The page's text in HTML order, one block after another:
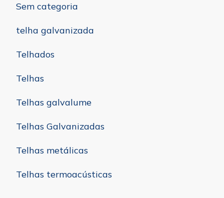
Sem categoria
telha galvanizada
Telhados
Telhas
Telhas galvalume
Telhas Galvanizadas
Telhas metálicas
Telhas termoacústicas